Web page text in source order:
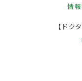
情
【ドク